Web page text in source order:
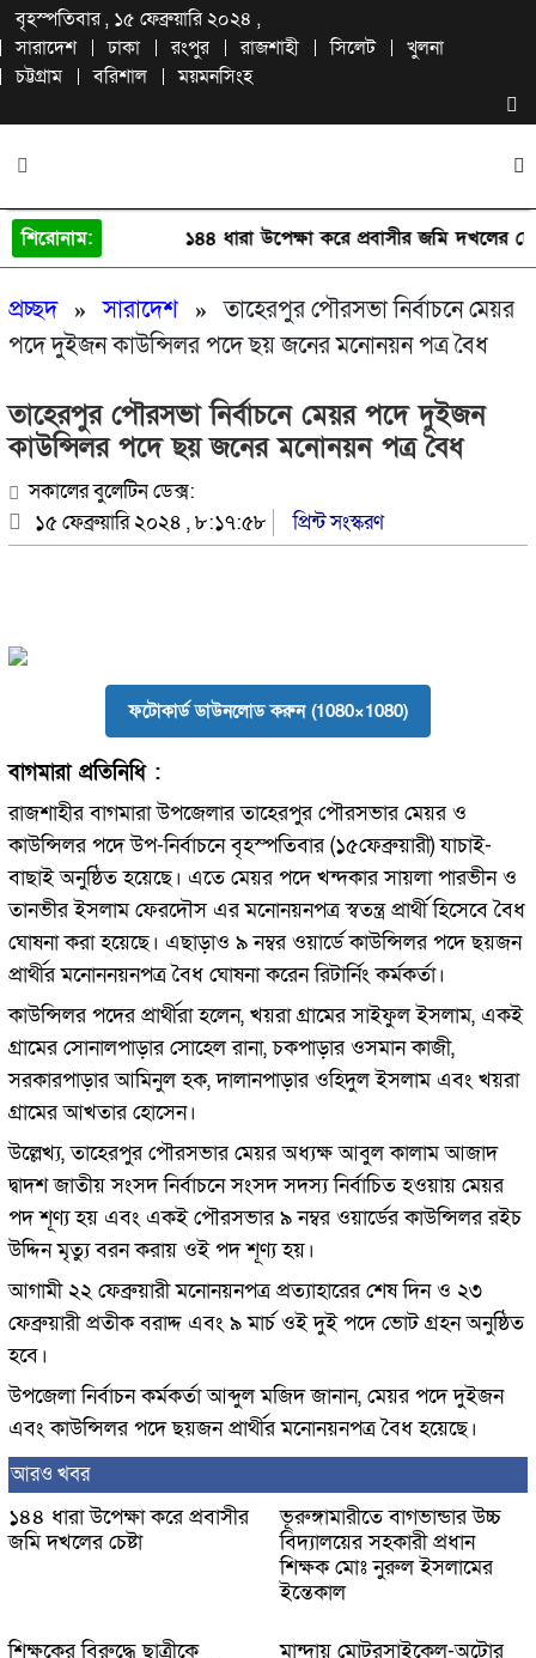
বৃহস্পতিবার , ১৫ ফেব্রুয়ারি ২০২৪ ,
সারাদেশ
ঢাকা রংপুর রাজশাহী সিলেট
খুলনা
চট্টগ্রাম
বরিশাল ময়মনসিংহ
শিরোনাম: ১৪৪ ধারা উপেক্ষা করে প্রবাসীর জমি দখলের চেষ্টা
প্রচ্ছদ»সারাদেশ»তাহেরপুর পৌরসভা নির্বাচনে মেয়র
পদে দুইজন কাউন্সিলর পদে ছয় জনের মনোনয়ন পত্র বৈধ
তাহেরপুর পৌরসভা নির্বাচনে মেয়র পদে দুইজন
কাউন্সিলর পদে ছয় জনের মনোনয়ন পত্র বৈধ
সকালের বুলেটিন ডেক্স:
১৫ ফেব্রুয়ারি ২০২৪ , ৮:১৭:৫৮
প্রিন্ট সংস্করণ
ফটোকার্ড ডাউনলোড করুন (1080×1080)
বাগমারা প্রতিনিধি :
রাজশাহীর বাগমারা উপজেলার তাহেরপুর পৌরসভার মেয়র ও
কাউন্সিলর পদে উপ-নির্বাচনে বৃহস্পতিবার (১৫ফেব্রুয়ারী) যাচাই-
বাছাই অনুষ্ঠিত হয়েছে। এতে মেয়র পদে খন্দকার সায়লা পারভীন ও
তানভীর ইসলাম ফেরদৌস এর মনোনয়নপত্র স্বতন্ত্র প্রার্থী হিসেবে বৈধ
ঘোষনা করা হয়েছে। এছাড়াও ৯ নম্বর ওয়ার্ডে কাউন্সিলর পদে ছয়জন
প্রার্থীর মনোননয়নপত্র বৈধ ঘোষনা করেন রিটার্নিং কর্মকর্তা।
কাউন্সিলর পদের প্রার্থীরা হলেন, খয়রা গ্রামের সাইফুল ইসলাম, একই
গ্রামের সোনালপাড়ার সোহেল রানা, চকপাড়ার ওসমান কাজী,
সরকারপাড়ার আমিনুল হক, দালানপাড়ার ওহিদুল ইসলাম এবং খয়রা
গ্রামের আখতার হোসেন।
উল্লেখ্য, তাহেরপুর পৌরসভার মেয়র অধ্যক্ষ আবুল কালাম আজাদ
দ্বাদশ জাতীয় সংসদ নির্বাচনে সংসদ সদস্য নির্বাচিত হওয়ায় মেয়র
পদ শূণ্য হয় এবং একই পৌরসভার ৯ নম্বর ওয়ার্ডের কাউন্সিলর রইচ
উদ্দিন মৃত্যু বরন করায় ওই পদ শূণ্য হয়।
আগামী ২২ ফেব্রুয়ারী মনোনয়নপত্র প্রত্যাহারের শেষ দিন ও ২৩
ফেব্রুয়ারী প্রতীক বরাদ্দ এবং ৯ মার্চ ওই দুই পদে ভোট গ্রহন অনুষ্ঠিত
হবে।
উপজেলা নির্বাচন কর্মকর্তা আব্দুল মজিদ জানান, মেয়র পদে দুইজন
এবং কাউন্সিলর পদে ছয়জন প্রার্থীর মনোনয়নপত্র বৈধ হয়েছে।
আরও খবর
১৪৪ ধারা উপেক্ষা করে প্রবাসীর
জমি দখলের চেষ্টা
ভূরুঙ্গামারীতে বাগভান্ডার উচ্চ
বিদ্যালয়ের সহকারী প্রধান
শিক্ষক মোঃ নুরুল ইসলামের
ইন্তেকাল
শিক্ষকের বিরুদ্ধে ছাত্রীকে
মান্দায় মোটরসাইকেল-অটোর